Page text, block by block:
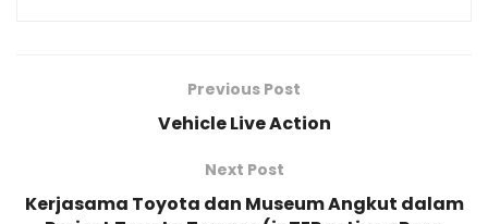
Previous Post
Vehicle Live Action
Next Post
Kerjasama Toyota dan Museum Angkut dalam